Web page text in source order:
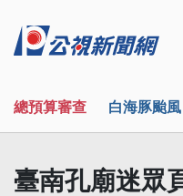
總預算審查 白海豚颱風
臺南孔廟迷眾